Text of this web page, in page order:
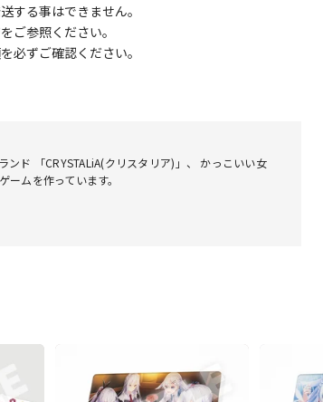
する事はできません。
ご参照ください。
必ずご確認ください。
ンド 「CRYSTALiA(クリスタリア)」、 かっこいい女
ームを作っています。